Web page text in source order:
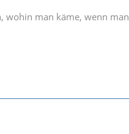
wohin man käme, wenn man